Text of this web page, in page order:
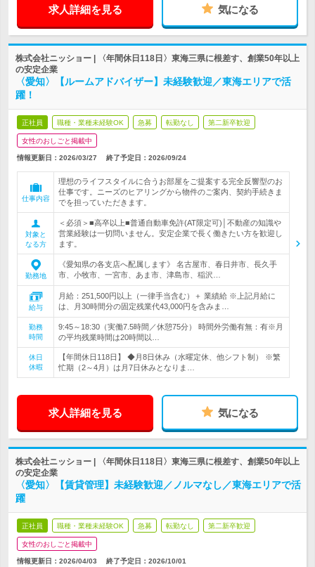
求人詳細を見る 気になる
株式会社ニッショー | 〈年間休日118日〉東海三県に根差す、創業50年以上
の安定企業
〈愛知〉【ルームアドバイザー】未経験歓迎／東海エリアで活
躍！
正社員 職種・業種未経験OK 急募 転勤なし 第二新卒歓迎
女性のおしごと掲載中
情報更新日：2026/03/27 終了予定日： 2026/09/24
仕事内容
理想のライフスタイルに合うお部屋をご提案する完全反響型のお
仕事です。ニーズのヒアリングから物件のご案内、契約手続きま
でを担っていただきます。
対象と
なる方
＜必須＞■高卒以上■普通自動車免許(AT限定可)│不動産の知識や
営業経験は一切問いません。安定企業で長く働きたい方を歓迎し
ます。
勤務地
《愛知県の各支店へ配属します》 名古屋市、春日井市、長久手
市、小牧市、一宮市、あま市、津島市、稲沢…
給与
月給：251,500円以上（一律手当含む）＋ 業績給 ※上記月給に
は、月30時間分の固定残業代43,000円を含みま…
勤務
時間
9:45～18:30（実働7.5時間／休憩75分） 時間外労働有無：有※月
の平均残業時間は20時間以…
休日
休暇
【年間休日118日】 ◆月8日休み（水曜定休、他シフト制） ※繁
忙期（2～4月）は月7日休みとなりま…
求人詳細を見る 気になる
株式会社ニッショー | 〈年間休日118日〉東海三県に根差す、創業50年以上
の安定企業
〈愛知〉【賃貸管理】未経験歓迎／ノルマなし／東海エリアで活
躍
正社員 職種・業種未経験OK 急募 転勤なし 第二新卒歓迎
女性のおしごと掲載中
情報更新日：2026/04/03 終了予定日： 2026/10/01